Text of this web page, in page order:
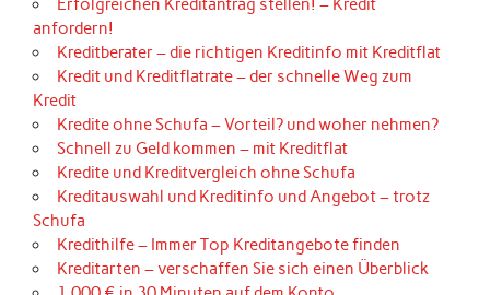
Erfolgreichen Kreditantrag stellen! – Kredit
anfordern!
Kreditberater – die richtigen Kreditinfo mit Kreditflat
Kredit und Kreditflatrate – der schnelle Weg zum
Kredit
Kredite ohne Schufa – Vorteil? und woher nehmen?
Schnell zu Geld kommen – mit Kreditflat
Kredite und Kreditvergleich ohne Schufa
Kreditauswahl und Kreditinfo und Angebot – trotz
Schufa
Kredithilfe – Immer Top Kreditangebote finden
Kreditarten – verschaffen Sie sich einen Überblick